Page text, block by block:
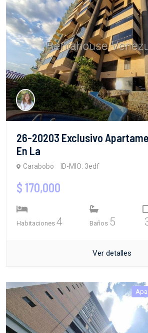
26-20203 Exclusivo
En La
Carabobo ID-MIO: 3edf
$ 170,000
Habitaciones 4 Baños 5
Ver detalles